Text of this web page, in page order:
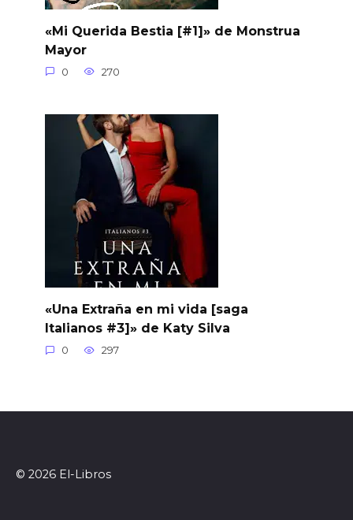
«Mi Querida Bestia [#1]» de Monstrua
Mayor
0 270
«Una Extraña en mi vida [saga
Italianos #3]» de Katy Silva
0 297
© 2026 El-Libros